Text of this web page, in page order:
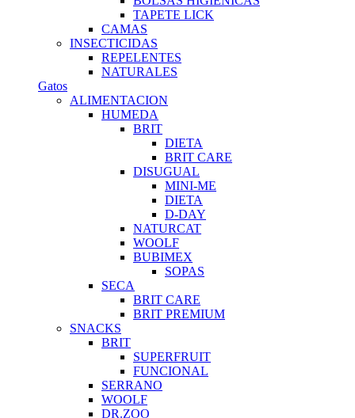
TAPETE LICK
CAMAS
INSECTICIDAS
REPELENTES
NATURALES
Gatos
ALIMENTACION
HUMEDA
BRIT
DIETA
BRIT CARE
DISUGUAL
MINI-ME
DIETA
D-DAY
NATURCAT
WOOLF
BUBIMEX
SOPAS
SECA
BRIT CARE
BRIT PREMIUM
SNACKS
BRIT
SUPERFRUIT
FUNCIONAL
SERRANO
WOOLF
DR.ZOO